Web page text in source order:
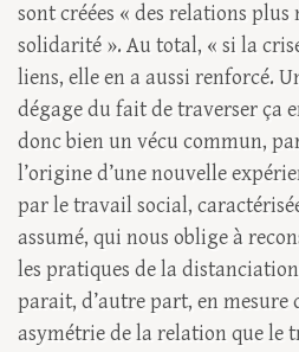
sont créées « des relations
solidarité ». Au total, « si la
liens, elle en a aussi renforcé.
dégage du fait de traverser ça
donc bien un vécu commun,
l’origine d’une nouvelle
par le travail social,
assumé, qui nous oblige à
les pratiques de la
parait, d’autre part, en mesure
asymétrie de la relation que le